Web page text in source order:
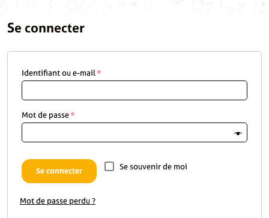
Se connecter
Identifiant ou e-mail*
Mot de passe*
Se souvenir de moi
Se connecter
Mot de passe perdu ?